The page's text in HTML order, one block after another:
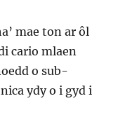
mae ton ar ôl
cario mlaen
o sub-
ydy o i gyd i